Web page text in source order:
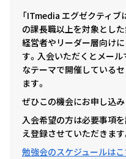
「ITmedia エグゼクティブ
の課長職以上を対象とし
経営者やリーダー層向け
す。入会いただくとメー
なテーマで開催している
ます。
ぜひこの機会にお申し込み
入会希望の方は必要事項
え登録させていただきます
勉強会のスケジュールはこ